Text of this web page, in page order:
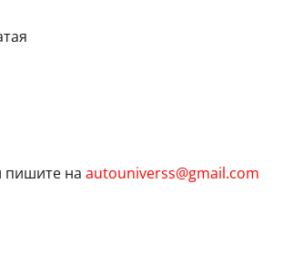
пишите на autouniverss@gmail.com